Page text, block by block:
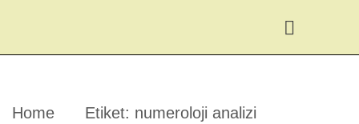
Home Etiket: numeroloji analizi